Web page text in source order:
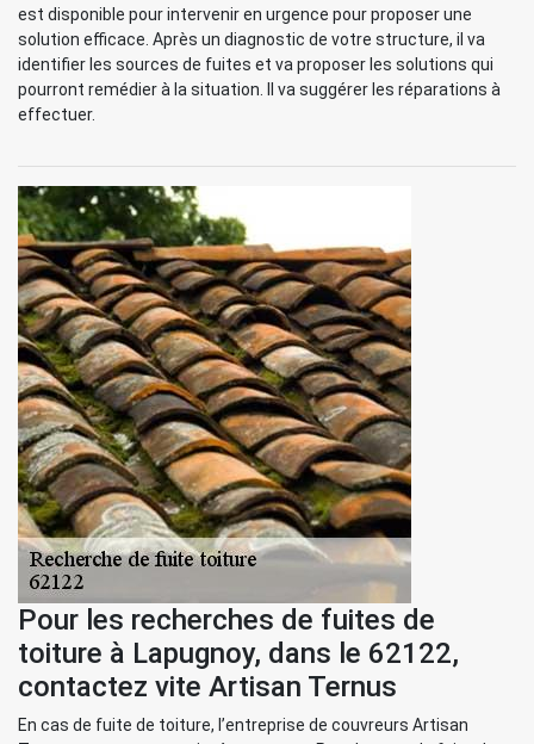
est disponible pour intervenir en urgence pour proposer une
solution efficace. Après un diagnostic de votre structure, il va
identifier les sources de fuites et va proposer les solutions qui
pourront remédier à la situation. Il va suggérer les réparations à
effectuer.
Pour les recherches de fuites de
toiture à Lapugnoy, dans le 62122,
contactez vite Artisan Ternus
En cas de fuite de toiture, l’entreprise de couvreurs Artisan